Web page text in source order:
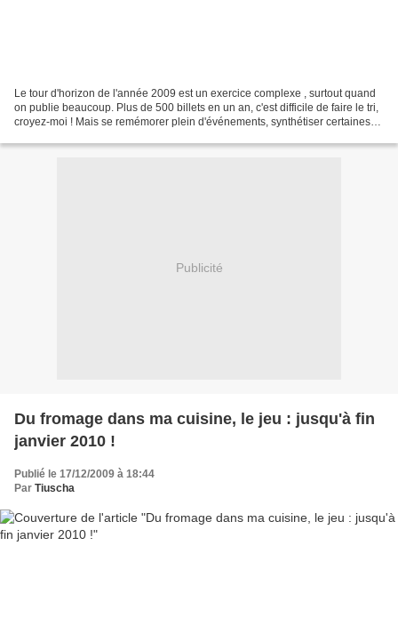
Le tour d'horizon de l'année 2009 est un exercice complexe , surtout quand
on publie beaucoup. Plus de 500 billets en un an, c'est difficile de faire le tri,
croyez-moi ! Mais se remémorer plein d'événements, synthétiser certaines
Publicité
Du fromage dans ma cuisine, le jeu : jusqu'à fin
janvier 2010 !
Publié le 17/12/2009 à 18:44
Par Tiuscha